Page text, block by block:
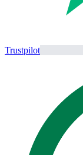
Trustpilot